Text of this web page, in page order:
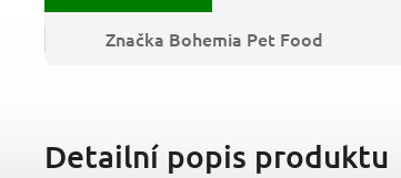
Značka Bohemia Pet Food
Detailní popis produktu